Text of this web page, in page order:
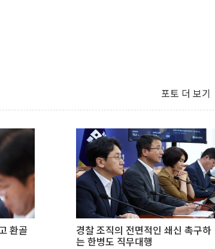
포토 더 보기
환골 경찰 조직의 전면적인 쇄신 촉구하
는 한병도 직무대행